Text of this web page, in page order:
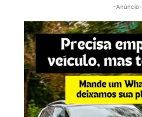
-Anúncio-